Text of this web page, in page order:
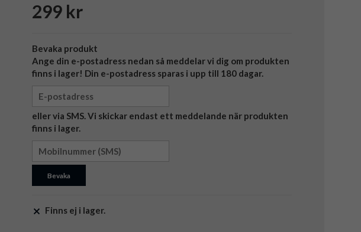
299 kr
Bevaka produkt
Ange din e-postadress nedan så meddelar vi dig om produkten
finns i lager! Din e-postadress sparas i upp till 180 dagar.
eller via SMS. Vi skickar endast ett meddelande när produkten
finns i lager.
Bevaka
Finns ej i lager.